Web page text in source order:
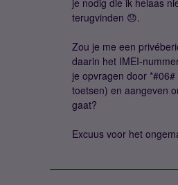
je nodig die ik helaas
terugvinden 😞.
Zou je me een
daarin het IMEI-
je opvragen door
toetsen) en aangeven
gaat?
Excuus voor het